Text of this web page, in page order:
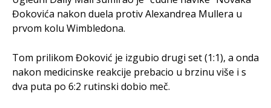
Đokovića nakon duela protiv Alexandrea Mullera u
prvom kolu Wimbledona.
Tom prilikom Đoković je izgubio drugi set (1:1), a onda
nakon medicinske reakcije prebacio u brzinu više i s
dva puta po 6:2 rutinski dobio meč.